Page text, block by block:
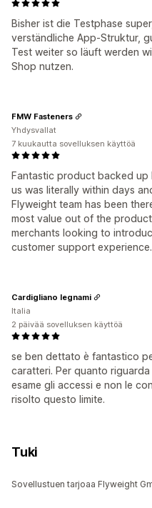
Bisher ist die Testphase
verständliche App-Struktur,
Test weiter so läuft werden
Shop nutzen.
Fantastic product backed
us was literally within days
Flyweight team has been
most value out of the
merchants looking to
customer support experience.
FMW Fasteners
Yhdysvallat
7 kuukautta sovelluksen käyttöä
se ben dettato è fantastico
caratteri. Per quanto
esame gli accessi e non le
risolto questo limite.
Cardigliano legnami
Italia
2 päivää sovelluksen käyttöä
Tuki
Sovellustuen tarjoaa Flyweight